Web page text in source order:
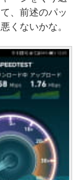
、前述のパッ
くないかな。